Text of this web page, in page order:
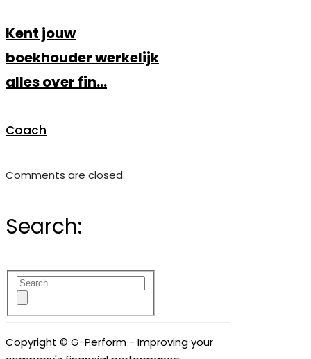
Kent jouw
boekhouder werkelijk
alles over fin...
Coach
Comments are closed.
Search:
Copyright © G-Perform - Improving your